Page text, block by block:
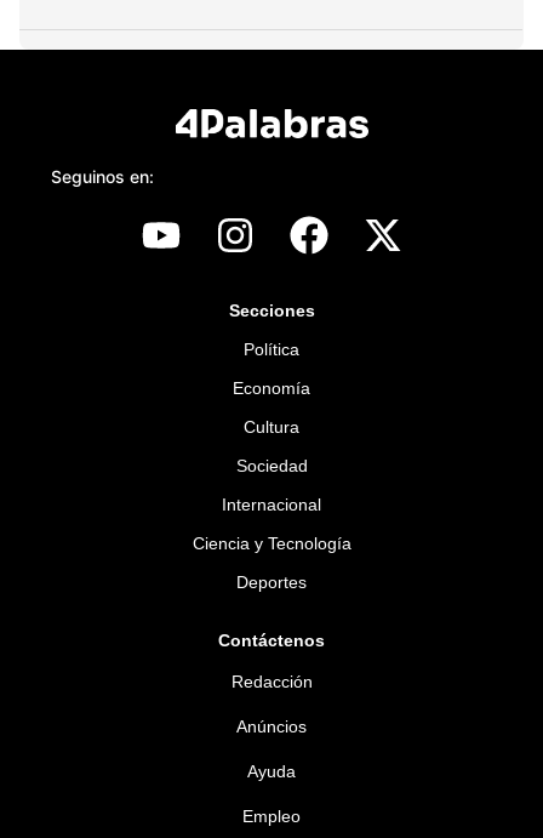
Seguinos en:
Secciones
Política
Economía
Cultura
Sociedad
Internacional
Ciencia y Tecnología
Deportes
Contáctenos
Redacción
Anúncios
Ayuda
Empleo